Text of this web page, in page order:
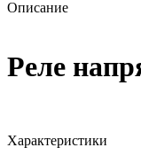
Описание
Реле
Характеристики